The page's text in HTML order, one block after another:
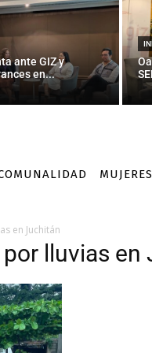
ante GIZ y
en...
MUJERES
en Juchitán
lluvias en